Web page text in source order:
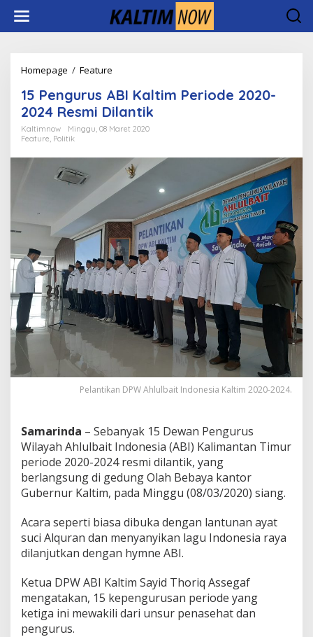
konten
Homepage / Feature
ABI
Kaltim
Periode
2020-
Resmi
Dilantik
15 Pengurus ABI Kaltim Periode 2020-
2024 Resmi Dilantik
Kaltimnow
Minggu, 08 Maret 2020
Feature, Politik
Pelantikan DPW Ahlulbait Indonesia Kaltim 2020-2024.
Samarinda – Sebanyak 15 Dewan Pengurus
Wilayah Ahlulbait Indonesia (ABI) Kalimantan Timur
periode 2020-2024 resmi dilantik, yang
berlangsung di gedung Olah Bebaya kantor
Gubernur Kaltim, pada Minggu (08/03/2020) siang.
Acara seperti biasa dibuka dengan lantunan ayat
suci Alquran dan menyanyikan lagu Indonesia raya
dilanjutkan dengan hymne ABI.
Ketua DPW ABI Kaltim Sayid Thoriq Assegaf
mengatakan, 15 kepengurusan periode yang
ketiga ini mewakili dari unsur penasehat dan
pengurus.